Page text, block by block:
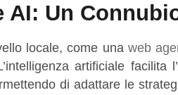
AI: Un
locale, come una web
artificiale
di adattare le